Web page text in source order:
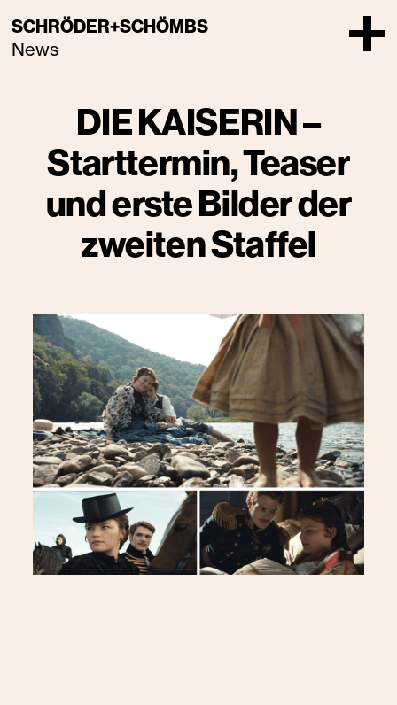
SCHRÖDER+SCHÖMBS
News
DIE KAISERIN –
Starttermin, Teaser
und erste Bilder der
zweiten Staffel